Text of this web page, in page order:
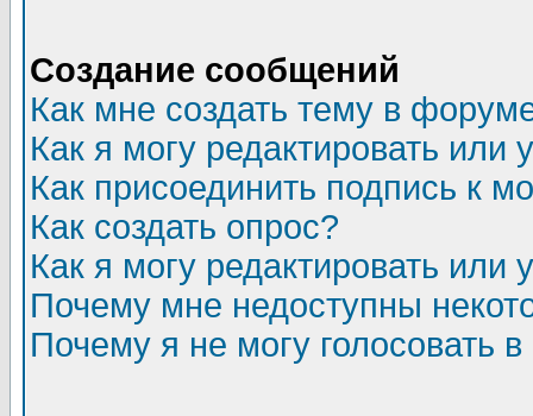
Создание сообщений
Как мне создать тему в
Как я могу редактировать или
Как присоединить подпись к
Как создать опрос?
Как я могу редактировать или
Почему мне недоступны
Почему я не могу голосовать